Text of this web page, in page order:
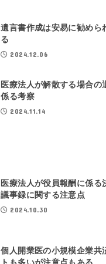
遺言書作成は安易に勧めら
る
2024.12.06
医療法人が解散する場合の
係る考察
2024.11.14
医療法人が役員報酬に係る
議事録に関する注意点
2024.10.30
個人開業医の小規模企業共